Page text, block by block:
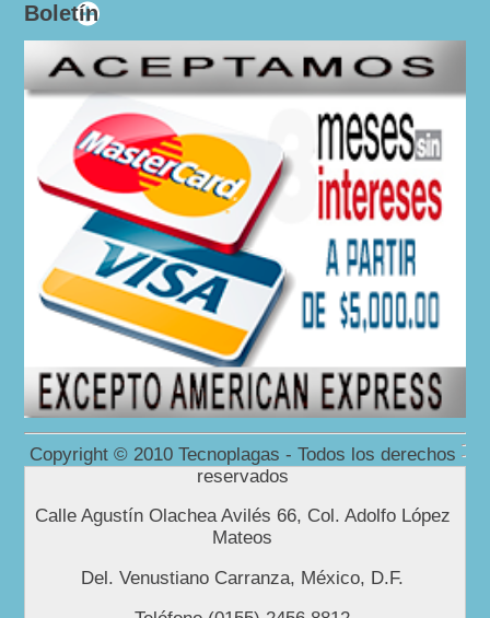
Boletín
Copyright © 2010 Tecnoplagas - Todos los derechos
reservados
Calle Agustín Olachea Avilés 66, Col. Adolfo López
Mateos
Del. Venustiano Carranza, México, D.F.